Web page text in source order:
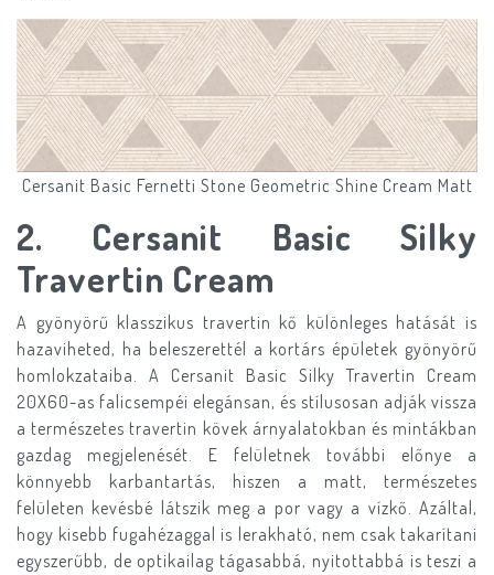
Cersanit Basic Fernetti Stone Geometric Shine Cream Matt
2. Cersanit Basic Silky
Travertin Cream
A gyönyörű klasszikus travertin kő különleges hatását is
hazaviheted, ha beleszerettél a kortárs épületek gyönyörű
homlokzataiba. A Cersanit Basic Silky Travertin Cream
20X60-as falicsempéi elegánsan, és stílusosan adják vissza
a természetes travertin kövek árnyalatokban és mintákban
gazdag megjelenését. E felületnek további előnye a
könnyebb karbantartás, hiszen a matt, természetes
felületen kevésbé látszik meg a por vagy a vízkő. Azáltal,
hogy kisebb fugahézaggal is lerakható, nem csak takarítani
egyszerűbb, de optikailag tágasabbá, nyitottabbá is teszi a